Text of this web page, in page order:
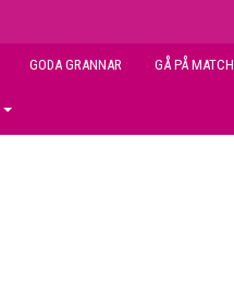
GODA GRANNAR GÅ PÅ MATCH